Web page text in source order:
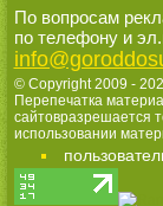
По вопросам
по телефону и
© Copyright 2009 -
Перепечатка
сайтовразрешается
использовании